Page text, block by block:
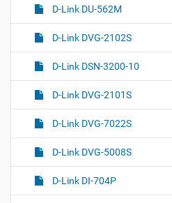
D-Link DU-562M
D-Link DVG-2102S
D-Link DSN-3200-10
D-Link DVG-2101S
D-Link DVG-7022S
D-Link DVG-5008S
D-Link DI-704P